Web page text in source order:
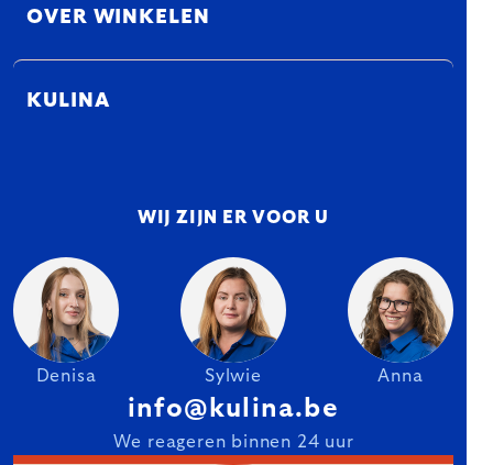
OVER WINKELEN
KULINA
WIJ ZIJN ER VOOR U
Denisa Sylwie Anna
info@kulina.be
We reageren binnen 24 uur